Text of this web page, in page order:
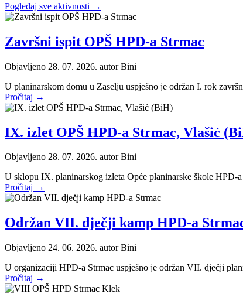
Pogledaj sve aktivnosti →
Završni ispit OPŠ HPD-a Strmac
Objavljeno 28. 07. 2026. autorBini
U planinarskom domu u Zaselju uspješno je održan I. rok
Pročitaj →
IX. izlet OPŠ HPD-a Strmac, Vlašić
Objavljeno 28. 07. 2026. autorBini
U sklopu IX. planinarskog izleta Opće planinarske škole HPD-
Pročitaj →
Održan VII. dječji kamp HPD-a
Objavljeno 24. 06. 2026. autorBini
U organizaciji HPD-a Strmac uspješno je održan VII. dječji
Pročitaj →